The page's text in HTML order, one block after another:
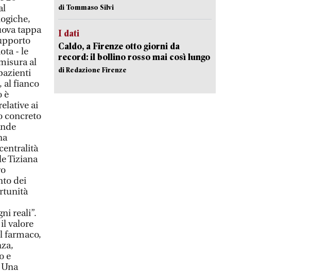
tappa
- le
al
al fianco
è
ai
concreto
Tiziana
dei
reali”.
valore
farmaco,
e
di Tommaso Silvi
I dati
Caldo, a Firenze otto giorni da
record: il bollino rosso mai così lungo
di Redazione Firenze